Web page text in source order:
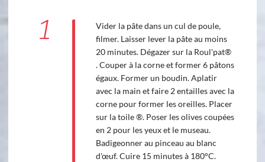
1
Vider la pâte dans un cul de poule,
filmer. Laisser lever la pâte au moins
20 minutes. Dégazer sur la Roul'pat®
. Couper à la corne et former 6 pâtons
égaux. Former un boudin. Aplatir
avec la main et faire 2 entailles avec la
corne pour former les oreilles. Placer
sur la toile ®. Poser les olives coupées
en 2 pour les yeux et le museau.
Badigeonner au pinceau au blanc
d'œuf. Cuire 15 minutes à 180°C.